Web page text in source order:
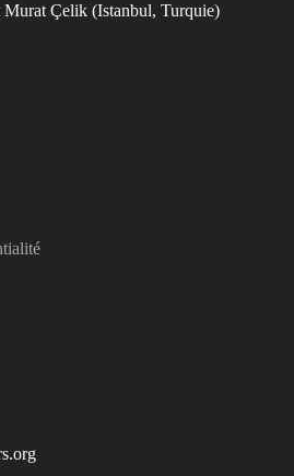
Murat Çelik (Istanbul, Turquie)